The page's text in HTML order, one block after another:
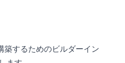
築するためのビルダーイン